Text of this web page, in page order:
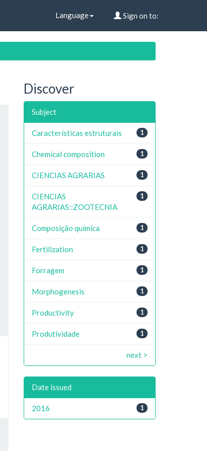
Language Sign on to:
Discover
Subject
1
Características estruturais
1
Chemical composition
1
CIENCIAS AGRARIAS
1
CIENCIAS
AGRARIAS::ZOOTECNIA
1
Composição química
1
Fertilization
1
Forragem
1
Morphogenesis
1
Productivity
1
Produtividade
next >
Date issued
1
2016